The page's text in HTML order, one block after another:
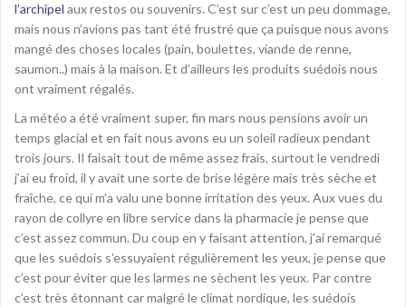
l’archipel aux restos ou souvenirs. C’est sur c’est un peu dommage,
mais nous n’avions pas tant été frustré que ça puisque nous avons
mangé des choses locales (pain, boulettes, viande de renne,
saumon..) mais à la maison. Et d’ailleurs les produits suédois nous
ont vraiment régalés.
La météo a été vraiment super, fin mars nous pensions avoir un
temps glacial et en fait nous avons eu un soleil radieux pendant
trois jours. Il faisait tout de même assez frais, surtout le vendredi
j’ai eu froid, il y avait une sorte de brise légère mais très sèche et
fraîche, ce qui m’a valu une bonne irritation des yeux. Aux vues du
rayon de collyre en libre service dans la pharmacie je pense que
c’est assez commun. Du coup en y faisant attention, j’ai remarqué
que les suédois s’essuyaient régulièrement les yeux, je pense que
c’est pour éviter que les larmes ne sèchent les yeux. Par contre
c’est très étonnant car malgré le climat nordique, les suédois